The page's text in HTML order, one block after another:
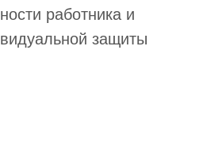
работника и
защиты